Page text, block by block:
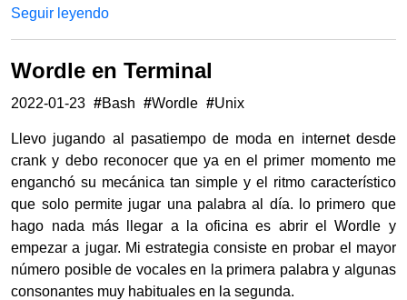
Seguir leyendo
Wordle en Terminal
2022-01-23 #Bash #Wordle #Unix
Llevo jugando al pasatiempo de moda en internet desde
crank y debo reconocer que ya en el primer momento me
enganchó su mecánica tan simple y el ritmo característico
que solo permite jugar una palabra al día. lo primero que
hago nada más llegar a la oficina es abrir el Wordle y
empezar a jugar. Mi estrategia consiste en probar el mayor
número posible de vocales en la primera palabra y algunas
consonantes muy habituales en la segunda.